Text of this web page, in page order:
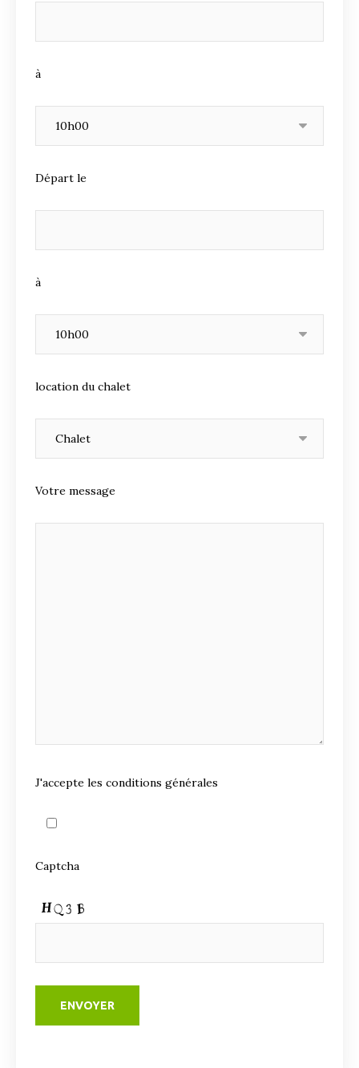
à
Départ le
à
location du chalet
Votre message
J'accepte les conditions générales
Captcha